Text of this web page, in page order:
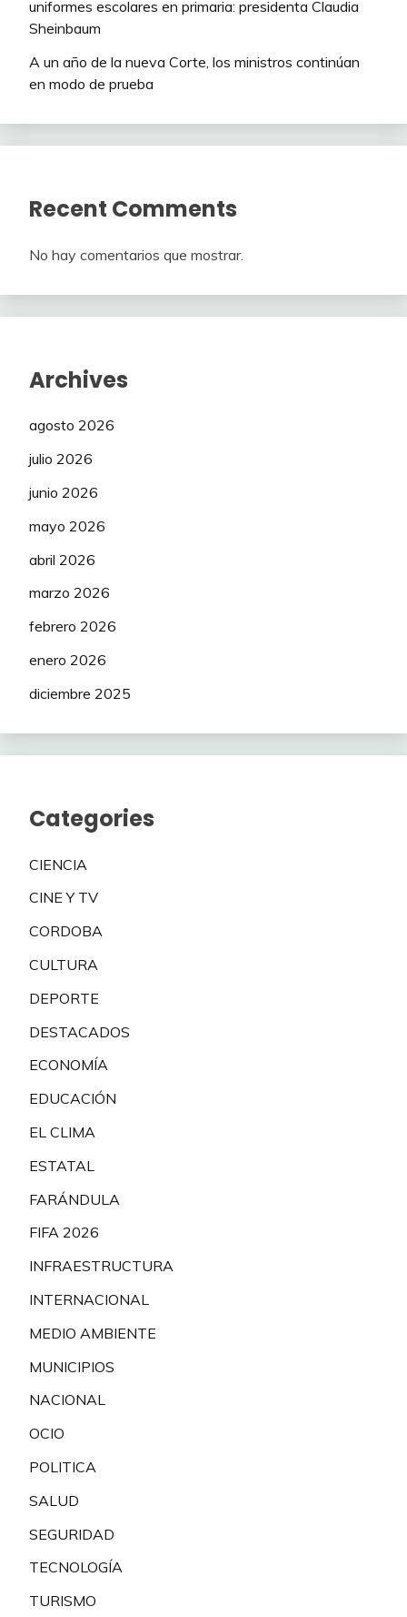
uniformes escolares en primaria: presidenta Claudia
Sheinbaum
A un año de la nueva Corte, los ministros continúan
en modo de prueba
Recent Comments
No hay comentarios que mostrar.
Archives
agosto 2026
julio 2026
junio 2026
mayo 2026
abril 2026
marzo 2026
febrero 2026
enero 2026
diciembre 2025
Categories
CIENCIA
CINE Y TV
CORDOBA
CULTURA
DEPORTE
DESTACADOS
ECONOMÍA
EDUCACIÓN
EL CLIMA
ESTATAL
FARÁNDULA
FIFA 2026
INFRAESTRUCTURA
INTERNACIONAL
MEDIO AMBIENTE
MUNICIPIOS
NACIONAL
OCIO
POLITICA
SALUD
SEGURIDAD
TECNOLOGÍA
TURISMO